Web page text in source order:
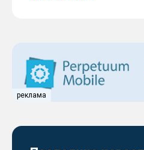
реклама